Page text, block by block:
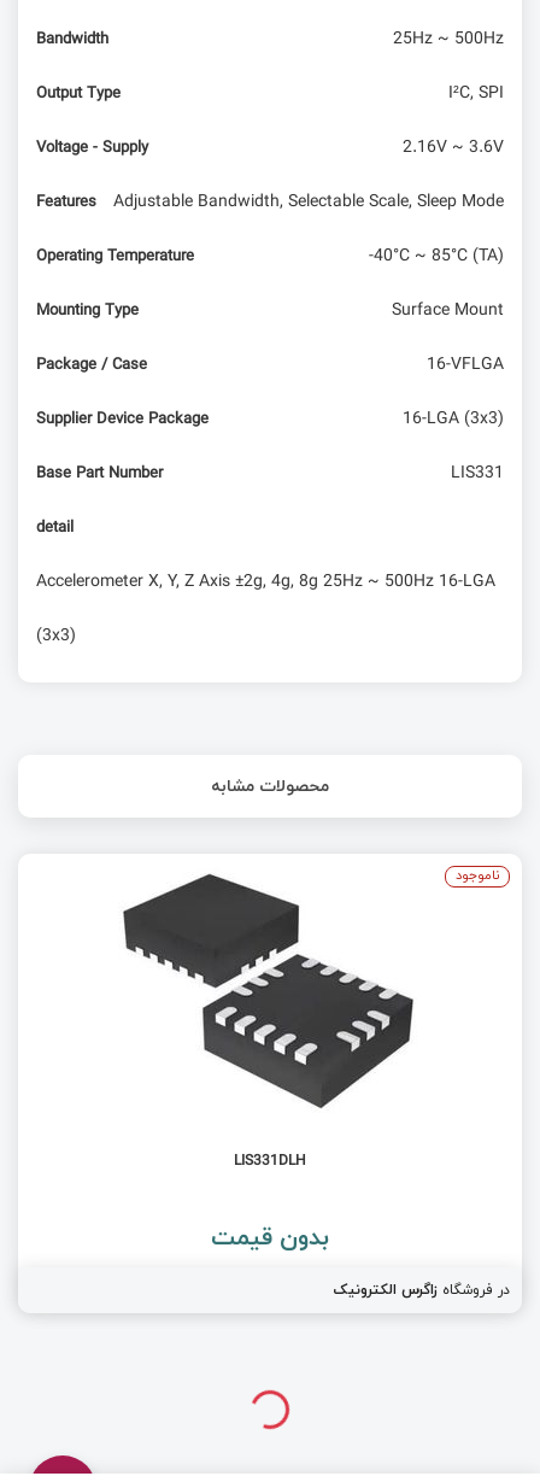
Bandwidth 25Hz ~ 500Hz
Output Type I²C, SPI
Voltage - Supply 2.16V ~ 3.6V
Features Adjustable Bandwidth, Selectable Scale, Sleep Mode
Operating Temperature -40°C ~ 85°C (TA)
Mounting Type Surface Mount
Package / Case 16-VFLGA
Supplier Device Package 16-LGA (3x3)
Base Part Number LIS331
detail
Accelerometer X, Y, Z Axis ±2g, 4g, 8g 25Hz ~ 500Hz 16-LGA
(3x3)
محصولات مشابه
LIS331DLH
بدون قیمت
در فروشگاه زاگرس الکترونیک
ناموجود